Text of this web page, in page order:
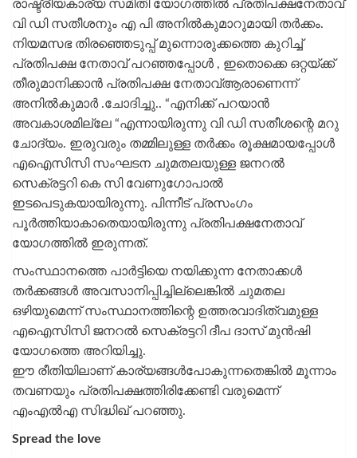
രാഷ്ട്രീയകാര്യ സമിതി യോഗത്തിൽ പ്രതിപക്ഷനേതാവ്
വി ഡി സതീശനും എ പി അനിൽകുമാറുമായി തർക്കം.
നിയമസഭ തിരഞ്ഞെടുപ്പ് മുന്നൊരുക്കത്തെ കുറിച്ച്
പ്രതിപക്ഷ നേതാവ് പറഞ്ഞപ്പോൾ , ഇതൊക്കെ ഒറ്റയ്ക്ക്
തീരുമാനിക്കാൻ പ്രതിപക്ഷ നേതാവ്ആരാണെന്ന്
അനിൽകുമാർ .ചോദിച്ചു.. “എനിക്ക് പറയാൻ
അവകാശമില്ലേ “എന്നായിരുന്നു വി ഡി സതീശന്റെ മറു
ചോദ്യം. ഇരുവരും തമ്മിലുള്ള തർക്കം രൂക്ഷമായപ്പോൾ
എഐസിസി സംഘടന ചുമതലയുള്ള ജനറല്‍
സെക്രട്ടറി കെ സി വേണുഗോപാൽ
ഇടപെടുകയായിരുന്നു. പിന്നീട് പ്രസംഗം
പൂർത്തിയാകാതെയായിരുന്നു പ്രതിപക്ഷനേതാവ്
യോഗത്തിൽ ഇരുന്നത്.
സംസ്ഥാനത്തെ പാര്‍ട്ടിയെ നയിക്കുന്ന നേതാക്കള്‍
തര്‍ക്കങ്ങള്‍ അവസാനിപ്പിച്ചില്ലെങ്കില്‍ ചുമതല
ഒഴിയുമെന്ന് സംസ്ഥാനത്തിന്റെ ഉത്തരവാദിത്വമുള്ള
എഐസിസി ജനറല്‍ സെക്രട്ടറി ദീപ ദാസ് മുന്‍ഷി
യോഗത്തെ അറിയിച്ചു.
ഈ രീതിയിലാണ് കാര്യങ്ങൾപോകുന്നതെങ്കിൽ മൂന്നാം
തവണയും പ്രതിപക്ഷത്തിരിക്കേണ്ടി വരുമെന്ന്
എംഎൽഎ സിദ്ധിഖ് പറഞ്ഞു.
Spread the love